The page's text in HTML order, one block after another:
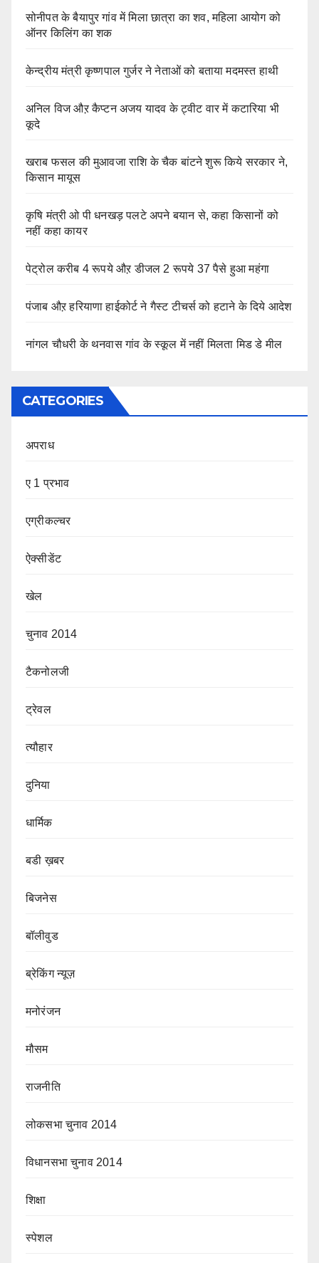
सोनीपत के बैयापुर गांव में मिला छात्रा का शव, महिला आयोग को
ऑनर किलिंग का शक
केन्द्रीय मंत्री कृष्णपाल गुर्जर ने नेताओं को बताया मदमस्त हाथी
अनिल विज औऱ कैप्टन अजय यादव के ट्वीट वार में कटारिया भी
कूदे
खराब फसल की मुआवजा राशि के चैक बांटने शुरू किये सरकार ने,
किसान मायूस
कृषि मंत्री ओ पी धनखड़ पलटे अपने बयान से, कहा किसानों को
नहीं कहा कायर
पेट्रोल करीब 4 रूपये औऱ डीजल 2 रूपये 37 पैसे हुआ महंगा
पंजाब औऱ हरियाणा हाईकोर्ट ने गैस्ट टीचर्स को हटाने के दिये आदेश
नांगल चौधरी के थनवास गांव के स्कूल में नहीं मिलता मिड डे मील
CATEGORIES
अपराध
ए 1 प्रभाव
एग्रीकल्चर
ऐक्सीडेंट
खेल
चुनाव 2014
टैकनोलजी
ट्रेवल
त्यौहार
दुनिया
धार्मिक
बडी ख़बर
बिजनेस
बॉलीवुड
ब्रेकिंग न्यूज़
मनोरंजन
मौसम
राजनीति
लोकसभा चुनाव 2014
विधानसभा चुनाव 2014
शिक्षा
स्पेशल